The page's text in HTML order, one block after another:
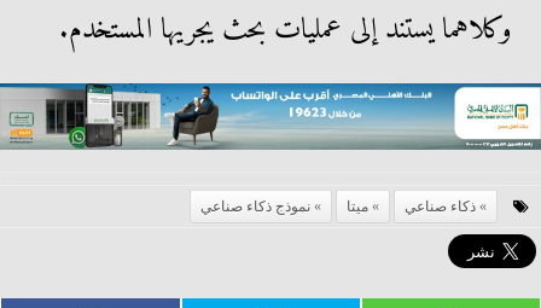
وكلاهما يستند إلى عمليات بحث يجريها المستخدم.
ذكاء صناعي ميتا نموذج ذكاء صناعي